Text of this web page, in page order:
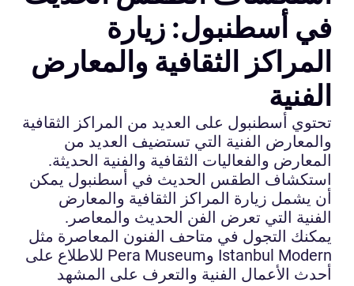
في أسطنبول: زيارة
المراكز الثقافية والمعارض
الفنية
تحتوي أسطنبول على العديد من المراكز الثقافية
والمعارض الفنية التي تستضيف العديد من
المعارض والفعاليات الثقافية والفنية الحديثة.
استكشاف الطقس الحديث في أسطنبول يمكن
أن يشمل زيارة المراكز الثقافية والمعارض
الفنية التي تعرض الفن الحديث والمعاصر.
يمكنك التجول في متاحف الفنون المعاصرة مثل
Istanbul Modern وPera Museum للاطلاع على
أحدث الأعمال الفنية والتعرف على المشهد